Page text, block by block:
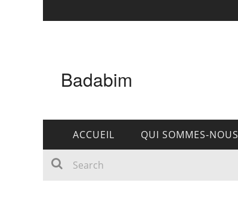
Badabim
ACCUEIL QUI SOMMES-NOUS